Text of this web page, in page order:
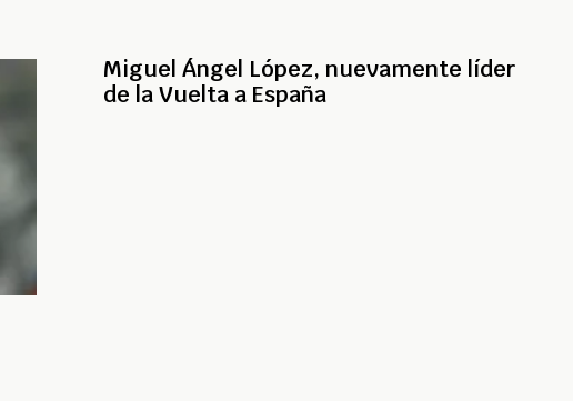
Miguel Ángel López, nuevamente líder
de la Vuelta a España